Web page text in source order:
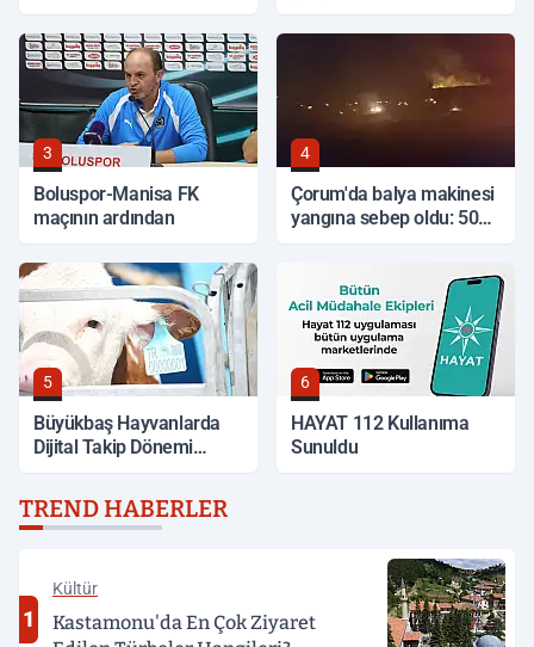
3
Boluspor-Manisa FK
maçının ardından
4
Çorum'da balya makinesi
yangına sebep oldu: 500
5
Büyükbaş Hayvanlarda
Dijital Takip Dönemi
6
HAYAT 112 Kullanıma
Sunuldu
TREND HABERLER
1
Kültür
Kastamonu'da En Çok Ziyaret